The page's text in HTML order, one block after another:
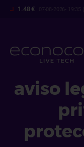
Pasar
principal
1.48 € 07-08-2026- 19:35
aviso